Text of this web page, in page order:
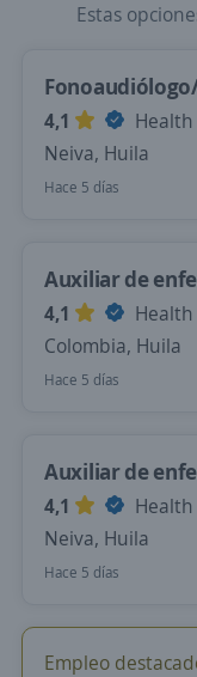
Estas
4,1
Neiva, Huila
Hace 5 días
Auxiliar de
4,1
Colombia, Huila
Hace 5 días
Auxiliar de
4,1
Neiva, Huila
Hace 5 días
Empleo